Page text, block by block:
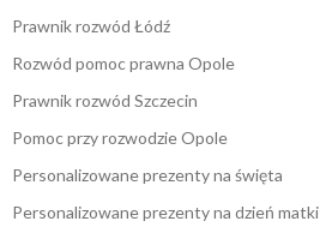
Prawnik rozwód Łódź
Rozwód pomoc prawna Opole
Prawnik rozwód Szczecin
Pomoc przy rozwodzie Opole
Personalizowane prezenty na święta
Personalizowane prezenty na dzień matki